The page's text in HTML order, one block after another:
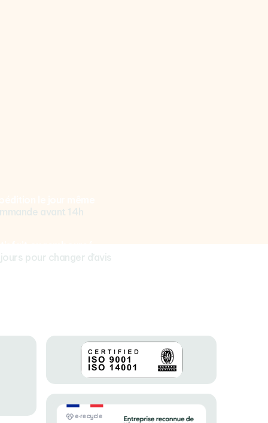
avant 14h
pour changer d’avis